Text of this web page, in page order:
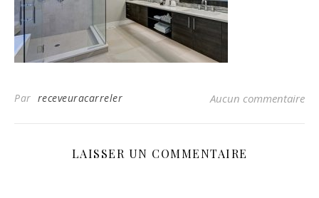
Par receveuracarreler Aucun commentaire
LAISSER UN COMMENTAIRE